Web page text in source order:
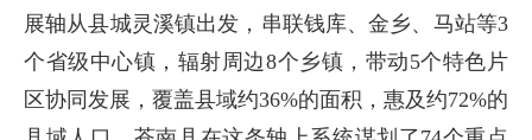
展轴从县城灵溪镇出发，串联钱库、金乡、马站等3
个省级中心镇，辐射周边8个乡镇，带动5个特色片
区协同发展，覆盖县域约36%的面积，惠及约72%的